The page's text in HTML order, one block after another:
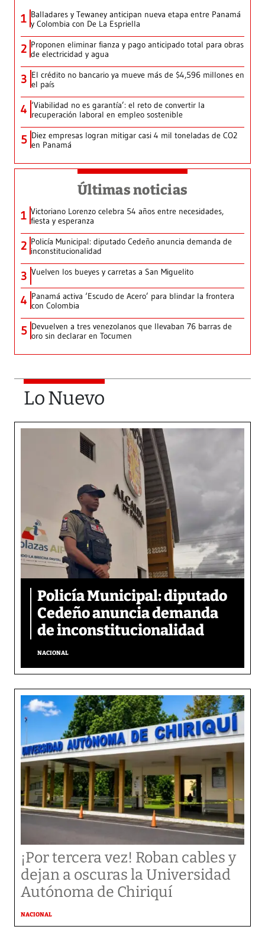
1 Balladares y Tewaney anticipan nueva etapa entre Panamá
y Colombia con De La Espriella
2 Proponen eliminar fianza y pago anticipado total para obras
de electricidad y agua
3 El crédito no bancario ya mueve más de $4,596 millones en
el país
4 ‘Viabilidad no es garantía’: el reto de convertir la
recuperación laboral en empleo sostenible
5 Diez empresas logran mitigar casi 4 mil toneladas de CO2
en Panamá
Últimas noticias
1 Victoriano Lorenzo celebra 54 años entre necesidades,
fiesta y esperanza
2 Policía Municipal: diputado Cedeño anuncia demanda de
inconstitucionalidad
3 Vuelven los bueyes y carretas a San Miguelito
4 Panamá activa ‘Escudo de Acero’ para blindar la frontera
con Colombia
5 Devuelven a tres venezolanos que llevaban 76 barras de
oro sin declarar en Tocumen
Lo Nuevo
Policía Municipal: diputado
Cedeño anuncia demanda
de inconstitucionalidad
NACIONAL
¡Por tercera vez! Roban cables y
dejan a oscuras la Universidad
Autónoma de Chiriquí
NACIONAL